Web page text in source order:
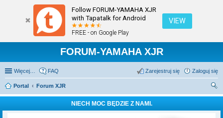
Follow FORUM-YAMAHA XJR
with Tapatalk for Android
FREE - on Google Play
VIEW
FORUM-YAMAHA XJR
Więcej… FAQ Zaloguj się
Zarejestruj się
Portal
Forum XJR
zu
kaj
NIECH MOC BĘDZIE Z NAMI.